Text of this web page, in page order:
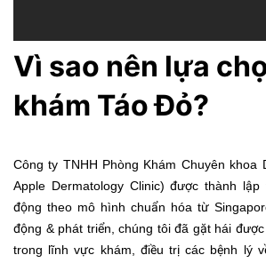
Vì sao nên lựa
khám Táo Đỏ?
Công ty TNHH Phòng Khám Chuyên khoa
Apple Dermatology Clinic) được thành
động theo mô hình chuẩn hóa từ
động & phát triển, chúng tôi đã gặt hái
trong lĩnh vực khám, điều trị các bệnh lý